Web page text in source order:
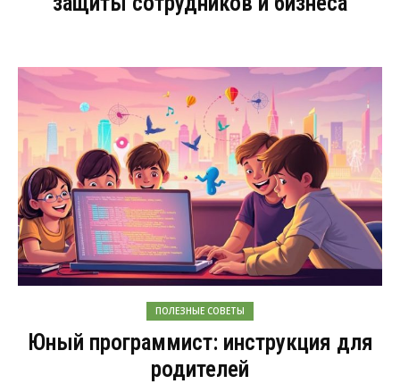
ПОЛЕЗНЫЕ СОВЕТЫ
Юный программист: инструкция для
родителей